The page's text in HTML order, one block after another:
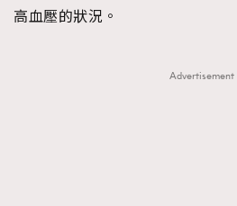
高血壓的狀況。
Advertisement